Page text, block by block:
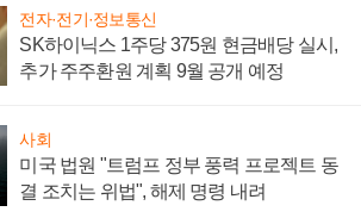
전자·전기·정보통신
SK하이닉스 1주당 375원 현금배당 실시,
추가 주주환원 계획 9월 공개 예정
사회
미국 법원 "트럼프 정부 풍력 프로젝트 동
결 조치는 위법", 해제 명령 내려